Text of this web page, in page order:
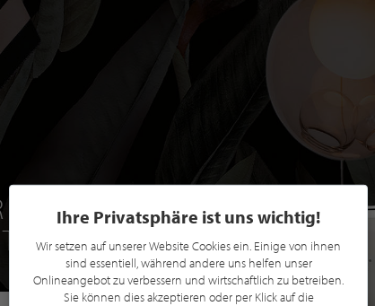
EINE GRATIS
Ihre Privatsphäre ist uns wichtig!
Wir setzen auf unserer Website Cookies ein. Einige von ihnen
sind essentiell, während andere uns helfen unser
Onlineangebot zu verbessern und wirtschaftlich zu betreiben.
Sie können dies akzeptieren oder per Klick auf die